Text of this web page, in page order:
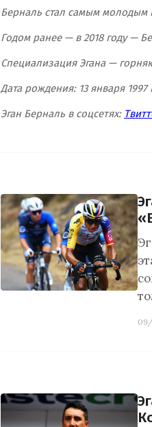
Берналь стал самым молодым
Годом ранее — в 2018 году —
Специализация Эгана —
Дата рождения: 13 января
Эган Берналь в соцсетях: